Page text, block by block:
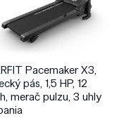
Pacemaker X3,
pás, 1,5 HP, 12
merač pulzu, 3 uhly